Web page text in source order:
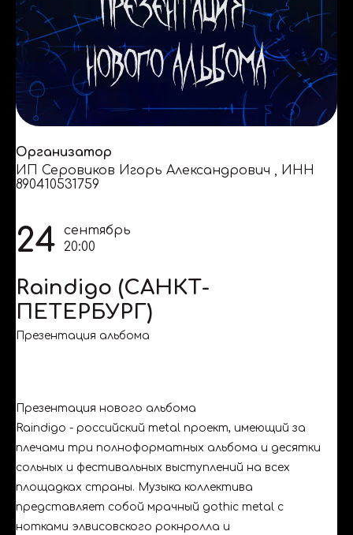
Организатор
ИП Серовиков Игорь Александрович , ИНН
890410531759
24
сентябрь
20:00
Raindigo (САНКТ-
ПЕТЕРБУРГ)
Презентация альбома
Презентация нового альбома
Raindigo - российский metal проект, имеющий за
плечами три полноформатных альбома и десятки
сольных и фестивальных выступлений на всех
площадках страны. Музыка коллектива
представляет собой мрачный gothic metal с
нотками элвисовского рокнролла и